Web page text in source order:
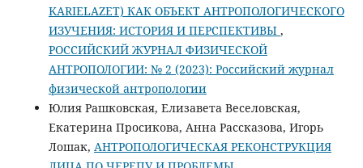
KARIELAZET) КАК ОБЪЕКТ АНТРОПОЛОГИЧЕСКОГО
ИЗУЧЕНИЯ: ИСТОРИЯ И ПЕРСПЕКТИВЫ ,
РОССИЙСКИЙ ЖУРНАЛ ФИЗИЧЕСКОЙ
АНТРОПОЛОГИИ: № 2 (2023): Российский журнал
физической антропологии
Юлия Рашковская, Елизавета Веселовская,
Екатерина Просикова, Анна Рассказова, Игорь
Лошак, АНТРОПОЛОГИЧЕСКАЯ РЕКОНСТРУКЦИЯ